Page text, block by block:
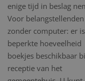
enige tijd in beslag
Voor belangstellenden
zonder computer: er
beperkte hoeveelheid
boekjes beschikbaar
receptie van het